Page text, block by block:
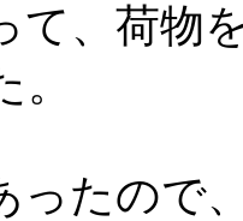
て、荷物
ったので